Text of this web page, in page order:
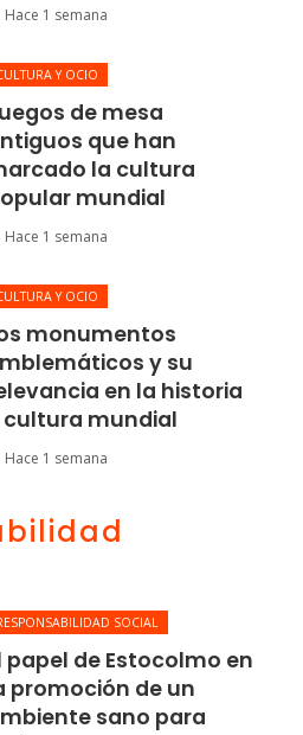
Hace 1 semana
Y OCIO
de mesa
que han
la cultura
mundial
Hace 1 semana
Y OCIO
monumentos
y su
en la historia
cultura mundial
Hace 1 semana
SOCIAL
papel de Estocolmo en
promoción de un
sano para